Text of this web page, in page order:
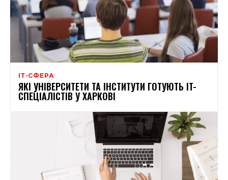
ІТ-СФЕРА
ЯКІ УНІВЕРСИТЕТИ ТА ІНСТИТУТИ ГОТУЮТЬ IT-
СПЕЦІАЛІСТІВ У ХАРКОВІ